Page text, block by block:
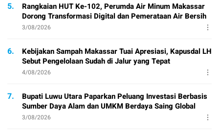
5.
Rangkaian HUT Ke-102, Perumda Air Minum Makassar
Dorong Transformasi Digital dan Pemerataan Air Bersih
3/08/2026
6.
Kebijakan Sampah Makassar Tuai Apresiasi, Kapusdal LH
Sebut Pengelolaan Sudah di Jalur yang Tepat
4/08/2026
7.
Bupati Luwu Utara Paparkan Peluang Investasi Berbasis
Sumber Daya Alam dan UMKM Berdaya Saing Global
3/08/2026